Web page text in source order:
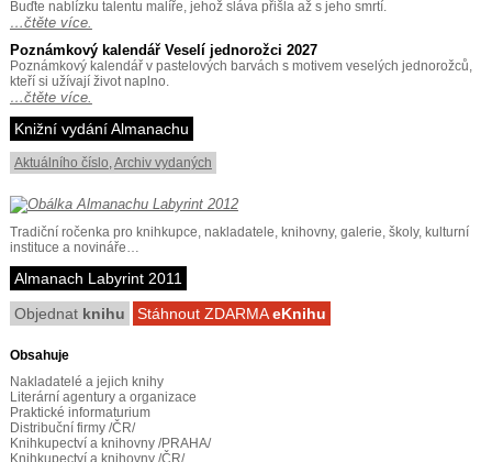
Buďte nablízku talentu malíře, jehož sláva přišla až s jeho smrtí.
…čtěte více.
Poznámkový kalendář Veselí jednorožci 2027
Poznámkový kalendář v pastelových barvách s motivem veselých jednorožců,
kteří si užívají život naplno.
…čtěte více.
Knižní vydání Almanachu
Aktuálního číslo,Archiv vydaných
Tradiční ročenka pro knihkupce, nakladatele, knihovny, galerie, školy, kulturní
instituce a novináře…
Almanach Labyrint 2011
Objednat knihu Stáhnout ZDARMAeKnihu
Obsahuje
Nakladatelé a jejich knihy
Literární agentury a organizace
Praktické informaturium
Distribuční firmy /ČR/
Knihkupectví a knihovny /PRAHA/
Knihkupectví a knihovny /ČR/